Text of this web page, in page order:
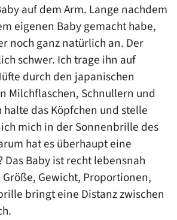
auf dem Arm. Lange nachdem
eigenen Baby gemacht habe,
noch ganz natürlich an. Der
schwer. Ich trage ihn auf
durch den japanischen
Milchflaschen, Schnullern und
das Köpfchen und stelle
mich in der Sonnenbrille des
hat es überhaupt eine
Baby ist recht lebensnah
Gewicht, Proportionen,
bringt eine Distanz zwischen